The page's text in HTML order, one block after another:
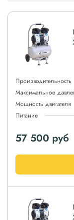
Производительность
Максимальное
Мощность двигателя
Питание
57 500 руб